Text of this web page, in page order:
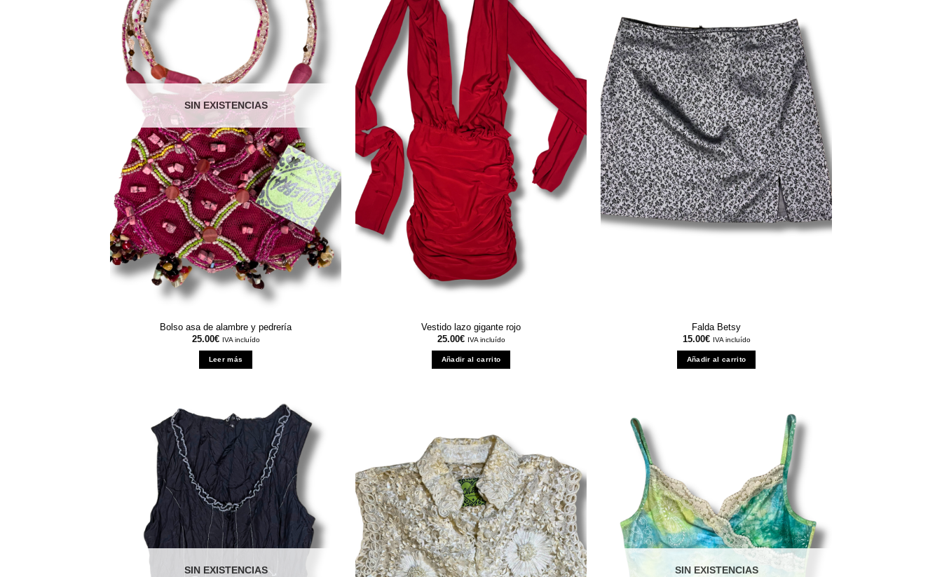
SIN EXISTENCIAS
Bolso asa de alambre y pedrería
25.00€ IVA incluído
Leer más
Vestido lazo gigante rojo
25.00€ IVA incluído
Añadir al carrito
Falda Betsy
15.00€ IVA incluído
Añadir al carrito
SIN EXISTENCIAS SIN EXISTENCIAS